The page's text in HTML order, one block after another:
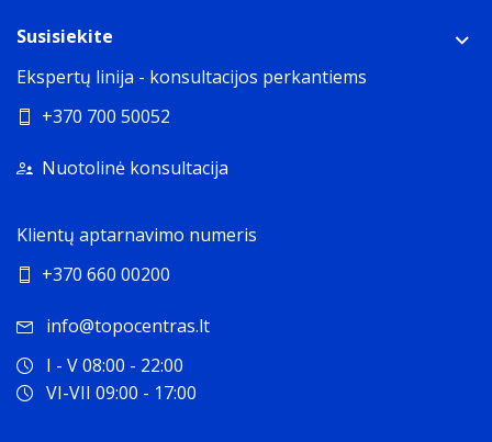
Susisiekite
Ekspertų linija - konsultacijos perkantiems
+370 700 50052
Nuotolinė konsultacija
Klientų aptarnavimo numeris
+370 660 00200
info@topocentras.lt
I - V 08:00 - 22:00
VI-VII 09:00 - 17:00